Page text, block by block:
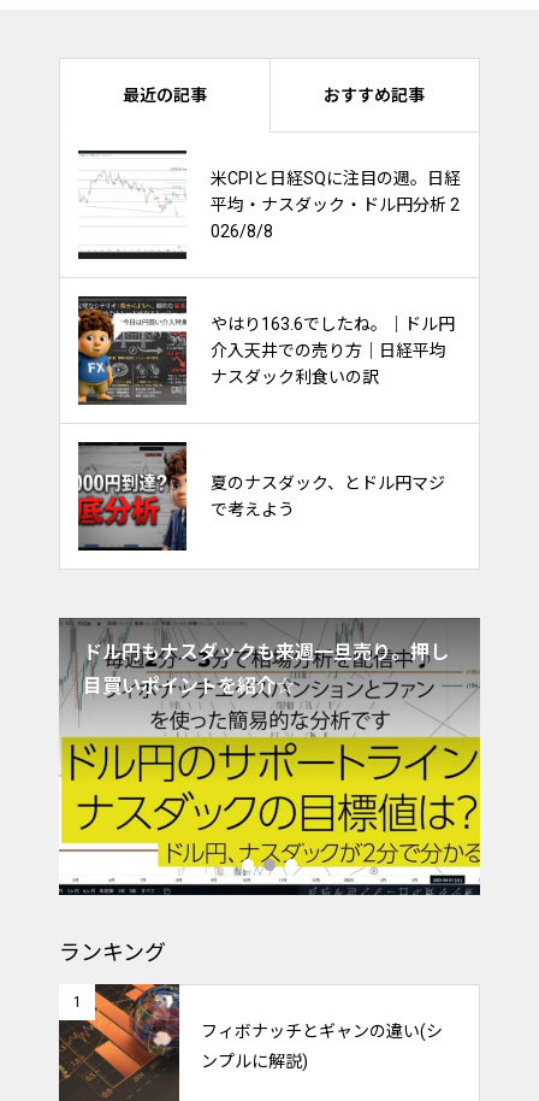
最近の記事 おすすめ記事
米CPIと日経SQに注目の週。日経
平均・ナスダック・ドル円分析 2
026/8/8
やはり163.6でしたね。｜ドル円
介入天井での売り方｜日経平均
ナスダック利食いの訳
夏のナスダック、とドル円マジ
で考えよう
ナスダック100は持ち合いを維持
出来るか？他市場への影響多
大！
金利と債券と株価の関係～ごち
ゃごちゃ考えるな～
FXのやり方。フィボナッチで天
底を取るトレード
ドル円もナスダックも来週一旦売り。押し
目買いポイントを紹介☆
ランキング
1
フィボナッチとギャンの違い(シ
ンプルに解説)